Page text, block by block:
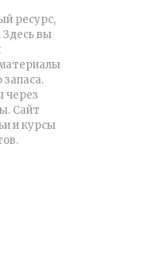
ресурс,
вы
через
Сайт
и курсы